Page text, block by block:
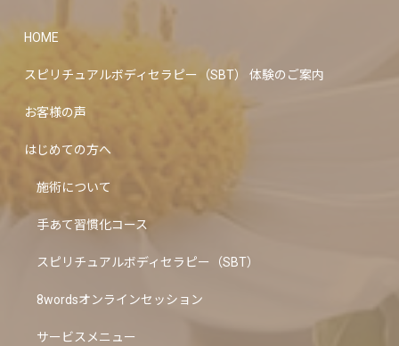
HOME
スピリチュアルボディセラピー（SBT） 体験のご案内
お客様の声
はじめての方へ
施術について
手あて習慣化コース
スピリチュアルボディセラピー（SBT）
8wordsオンラインセッション
サービスメニュー